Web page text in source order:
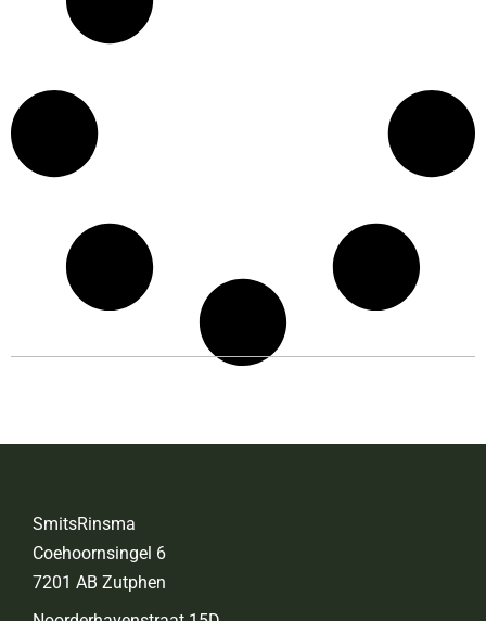
SmitsRinsma
Coehoornsingel 6
7201 AB Zutphen